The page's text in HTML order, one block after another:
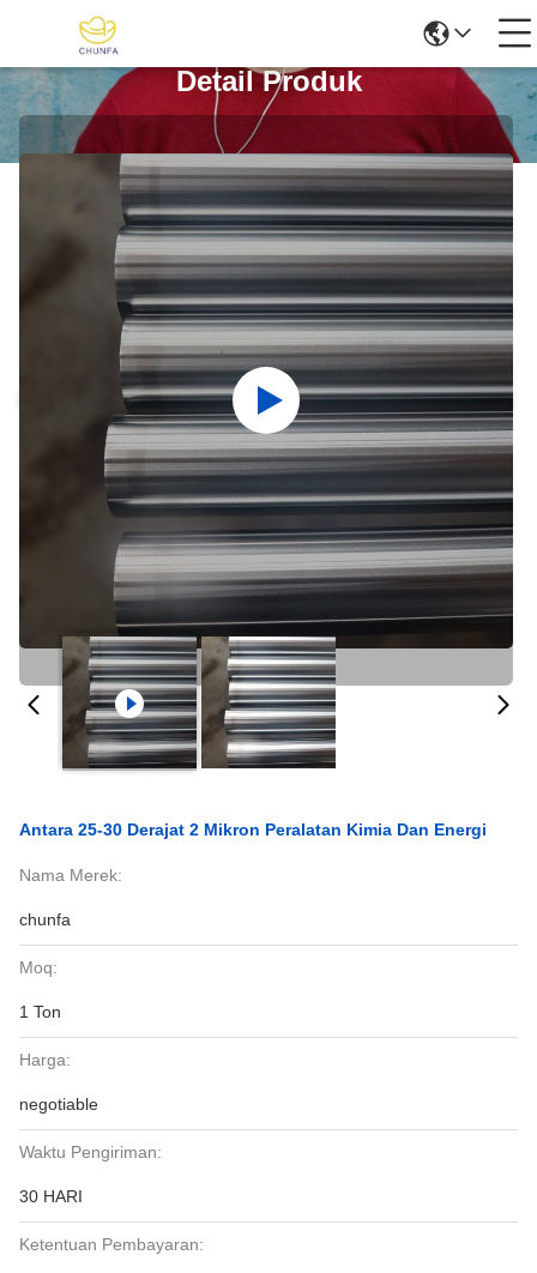
Detail Produk
Antara 25-30 Derajat 2 Mikron Peralatan Kimia Dan Energi
Nama Merek:
chunfa
Moq:
1 Ton
Harga:
negotiable
Waktu Pengiriman:
30 HARI
Ketentuan Pembayaran: